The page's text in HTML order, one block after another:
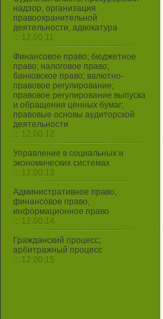
надзор, организация
правоохранительной
деятельности, адвокатура
::: 12.00.11
Финансовое право; бюджетное
право; налоговое право;
банковское право; валютно-
правовое регулирование;
правовое регулирование выпуска
и обращения ценных бумаг;
правовые основы аудиторской
деятельности
::: 12.00.12
Управление в социальных и
экономических системах
::: 12.00.13
Административное право,
финансовое право,
информационное право
::: 12.00.14
Гражданский процесс;
арбитражный процесс
::: 12.00.15